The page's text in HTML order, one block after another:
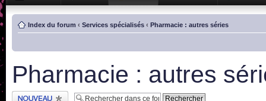
Index du forum ‹ Services spécialisés ‹ Pharmacie : autres séries
Pharmacie : autres
Publier un nouveau